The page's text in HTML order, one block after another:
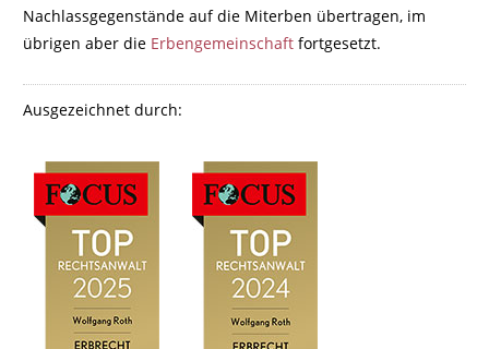
Nachlassgegenstände auf die Miterben übertragen, im
übrigen aber die Erbengemeinschaft fortgesetzt.
Ausgezeichnet durch: